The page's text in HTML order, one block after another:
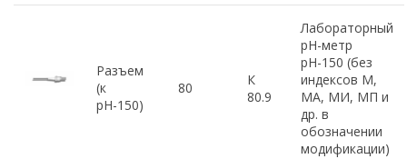
Разъем
(к
рН-150)
80
К
80.9
Лабораторный
рН-метр
рН-150 (без
индексов М,
МА, МИ, МП и
др. в
обозначении
модификации)